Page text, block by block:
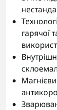
гарячої